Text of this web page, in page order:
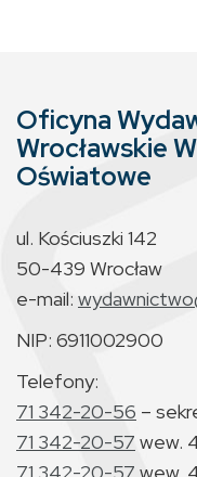
Oficyna
Wrocławskie
Oświatowe
ul. Kościuszki 142
50-439 Wrocław
e-mail:
NIP: 6911002900
Telefony:
71 342-20-56 –
71 342-20-57 wew.
71 342-20-57 wew.